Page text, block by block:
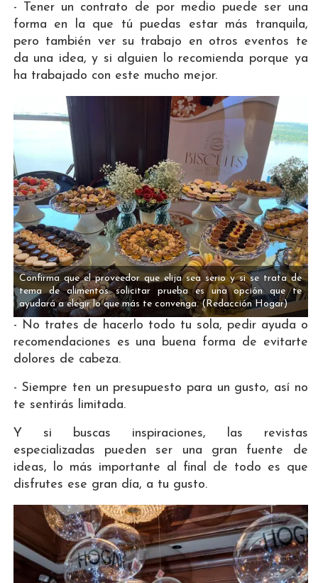
- Tener un contrato de por medio puede ser una
forma en la que tú puedas estar más tranquila,
pero también ver su trabajo en otros eventos te
da una idea, y si alguien lo recomienda porque ya
ha trabajado con este mucho mejor.
Confirma que el proveedor que elija sea serio y si se trata de
tema de alimentos solicitar prueba es una opción que te
ayudará a elegir lo que más te convenga. (Redacción Hogar)
- No trates de hacerlo todo tu sola, pedir ayuda o
recomendaciones es una buena forma de evitarte
dolores de cabeza.
- Siempre ten un presupuesto para un gusto, así no
te sentirás limitada.
Y si buscas inspiraciones, las revistas
especializadas pueden ser una gran fuente de
ideas, lo más importante al final de todo es que
disfrutes ese gran día, a tu gusto.